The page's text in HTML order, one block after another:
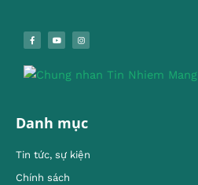
Danh mục
Tin tức, sự kiện
Chính sách